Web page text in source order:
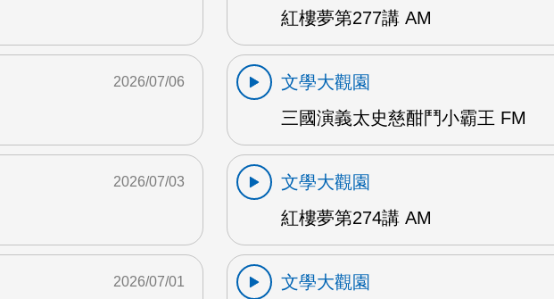
紅樓夢第277講 AM
2026/07/06
文學大觀園
三國演義太史慈酣鬥小霸王 FM
2026/07/03
文學大觀園
紅樓夢第274講 AM
2026/07/01
文學大觀園